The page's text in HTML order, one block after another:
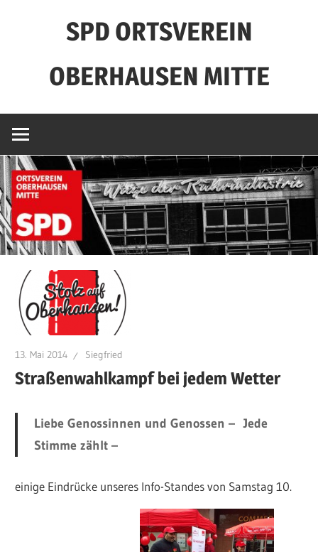
SPD ORTSVEREIN
OBERHAUSEN MITTE
13. Mai 2014 Siegfried
Straßenwahlkampf bei jedem Wetter
Liebe Genossinnen und Genossen – Jede
Stimme zählt –
einige Eindrücke unseres Info-Standes von Samstag 10.